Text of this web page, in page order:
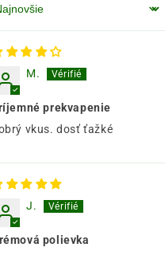
podľa
M.
prekvapenie
vkus. dosť ťažké
J.
polievka